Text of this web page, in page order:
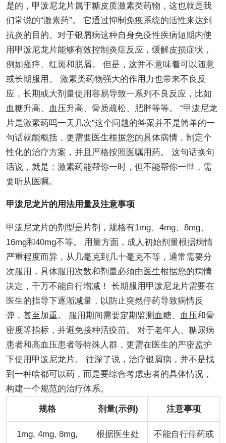
是的，甲泼尼龙片属于糖皮质激素类药物，这也就是我
们常说的“激素药”。 它通过抑制免疫系统的活性来达到
抗炎的目的。对于银屑病这种自身免疫性疾病短期内使
用甲泼尼龙片能够有效控制炎症反应，缓解皮损症状，
例如瘙痒、红斑和脱屑。 但是，这并不意味着可以随意
或长期服用。 激素类药物强大的作用力也带来不良反
应，长期或大剂量使用容易导致一系列不良反应，比如
血糖升高、血压升高、骨质疏松、肥胖等等。 “甲泼尼龙
片是激素药吗一天几次”这个问题的答案并不是简单的一
句话就能概括，更需要医生根据您的具体病情，制定个
性化的治疗方案，并且严格按照医嘱用药。 这句话换句
话说，就是：激素药能帮你一时，但不能帮你一世，需
要听从医嘱。
甲泼尼龙片的用法用量及注意事项
甲泼尼龙片的剂型是片剂，规格有1mg、4mg、8mg、
16mg和40mg不等。 用量方面，成人初始剂量根据病情
严重程度而异，从几毫克到几十毫克不等，通常需要分
次服用，具体服用次数和剂量必须由医生根据您的病情
决定，千万不能自行增减！ 长期服用甲泼尼龙片需要在
医生的指导下逐渐减量，以防止突然停药导致病情反
弹，甚至加重。 服用期间需要定期监测血糖、血压和骨
密度等指标，并避免接种活疫苗。 对于老年人、糖尿病
患者和高血压患者等特殊人群，更需在医生的严密监护
下使用甲泼尼龙片。 往深了说，治疗银屑病，并不是找
到一种啥都可以药，而是要综合考虑患者的具体情况，
构建一个规范的治疗体系。
规格 剂量(示例) 注意事项
1mg, 4mg, 8mg,
根据医生处
不能自行停药或